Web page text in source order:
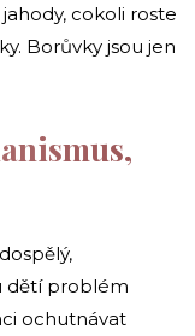
cokoli roste
Borůvky jsou jen
dětí problém
ochutnávat